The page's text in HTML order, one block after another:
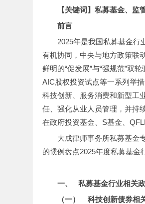
【关键词】 私募基金、监
前言
2025年是我国私募基金行
有机协同，中央与地方政策联
鲜明的“促发展”与“强规范”双
AIC股权投资试点等一系列举
科技创新、服务消费和新型工
任、强化从业人员管理，并持
在政府投资基金、S基金、
大成律师事务所私募基金
的惯例盘点2025年度私募基金
一、 私募基金行业相关
（一） 科技创新债券相